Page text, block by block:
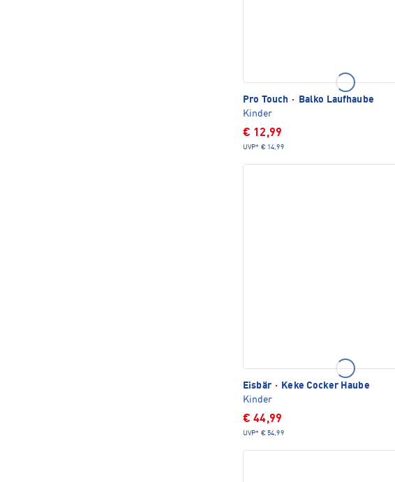
Pro Touch ·
Balko Laufhaube
Kinder
€ 12,99
UVP* € 14,99
Eisbär ·
Keke Cocker Haube
Kinder
€ 44,99
UVP* € 54,99